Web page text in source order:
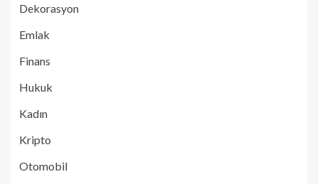
Dekorasyon
Emlak
Finans
Hukuk
Kadın
Kripto
Otomobil